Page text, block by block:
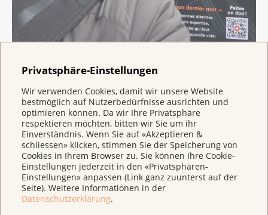
Privatsphäre-Einstellungen
Wir verwenden Cookies, damit wir unsere Website
bestmöglich auf Nutzerbedürfnisse ausrichten und
optimieren können. Da wir Ihre Privatsphäre
respektieren möchten, bitten wir Sie um ihr
Einverständnis. Wenn Sie auf «Akzeptieren &
schliessen» klicken, stimmen Sie der Speicherung von
Cookies in Ihrem Browser zu. Sie können Ihre Cookie-
Einstellungen jederzeit in den «Privatsphären-
Einstellungen» anpassen (Link ganz zuunterst auf der
Seite). Weitere Informationen in der
Datenschutzerklärung.
Jacques kennt Krebs aus zwei Perspektiven: als Angehöriger und als
Betroffener. Der Vaudois zeigt sein Gesicht für die neue Kampagne
der Krebsliga.
Während der onkologischen Rehabilitation haben mir
das Theater, das Singen und Tanzen sehr geholfen.
Krebs hat mein Körperbild und meine Sexualität
verändert. Ich habe jedoch gelernt, offen mit diesen
Grenzen umzugehen. Einige Monate nach dem Tod
meiner Frau habe ich mich völlig unerwartet neu
verliebt und dabei von Anfang an über meine